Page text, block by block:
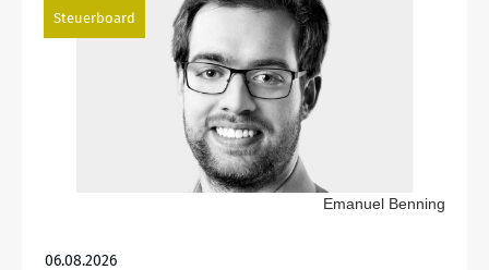
Steuerboard
Emanuel Benning
06.08.2026